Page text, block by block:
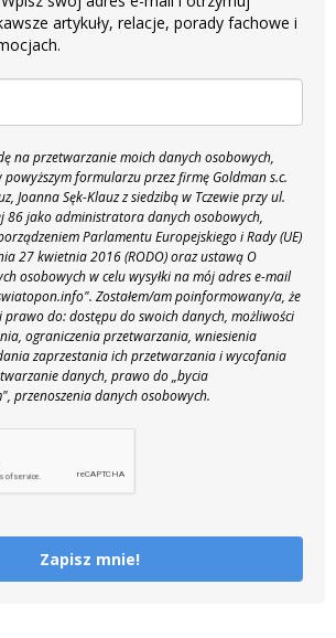
artykuły, relacje, porady fachowe i
na przetwarzanie moich danych osobowych,
powyższym formularzu przez firmę Goldman s.c.
Joanna Sęk-Klauz z siedzibą w Tczewie przy ul.
86 jako administratora danych osobowych,
Parlamentu Europejskiego i Rady (UE)
27 kwietnia 2016 (RODO) oraz ustawą O
osobowych w celu wysyłki na mój adres e-mail
Zostałem/am poinformowany/a, że
prawo do: dostępu do swoich danych, możliwości
ograniczenia przetwarzania, wniesienia
zaprzestania ich przetwarzania i wycofania
danych, prawo do „bycia
przenoszenia danych osobowych.
Zapisz mnie!